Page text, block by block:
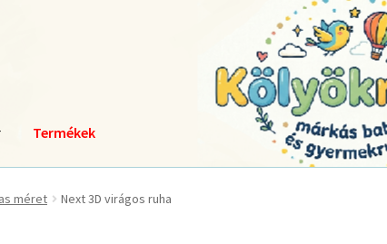
Termékek
méret Next 3D virágos ruha